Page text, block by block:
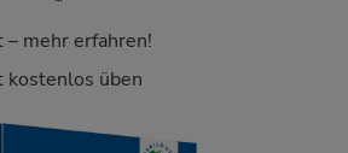
mehr erfahren!
üben